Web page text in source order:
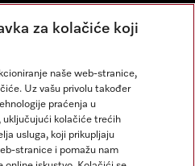
za kolačiće koji
naše web-stranice,
Uz vašu privolu također
praćenja u
uključujući kolačiće trećih
usluga, koji prikupljaju
stranice i pomažu nam